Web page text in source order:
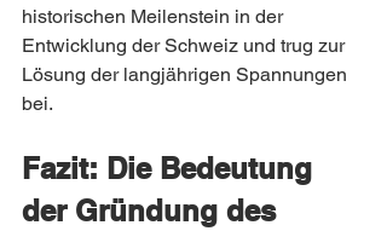
historischen Meilenstein in der
Entwicklung der Schweiz und trug zur
Lösung der langjährigen Spannungen
bei.
Fazit: Die Bedeutung
der Gründung des